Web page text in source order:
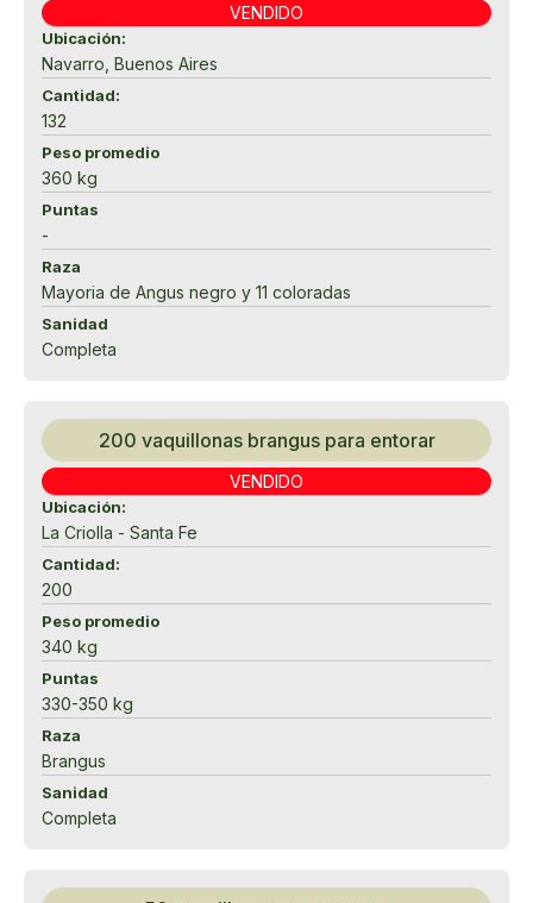
VENDIDO
Ubicación:
Navarro, Buenos Aires
Cantidad:
132
Peso promedio
360 kg
Puntas
-
Raza
Mayoria de Angus negro y 11 coloradas
Sanidad
Completa
200 vaquillonas brangus para entorar
VENDIDO
Ubicación:
La Criolla - Santa Fe
Cantidad:
200
Peso promedio
340 kg
Puntas
330-350 kg
Raza
Brangus
Sanidad
Completa